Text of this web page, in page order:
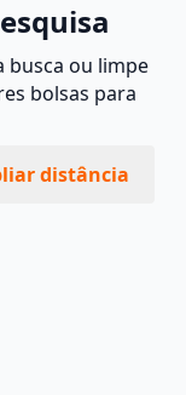
busca ou limpe
bolsas para
distância